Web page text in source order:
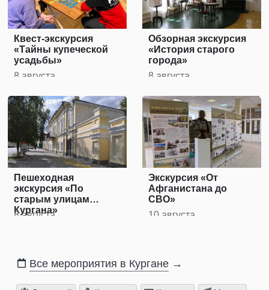
Квест-экскурсия
«Тайны купеческой
усадьбы»
8 августа
Обзорная экскурсия
«История старого
города»
8 августа
Пешеходная
экскурсия «По
старым улицам
Кургана»
8 августа
Экскурсия «От
Афганистана до
СВО»
10 августа
Все мероприятия в Кургане →